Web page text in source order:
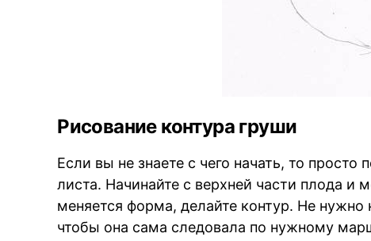
Рисование контура груши
Если вы не знаете с чего начать, то
листа. Начинайте с верхней части плода и
меняется форма, делайте контур. Не нужно
чтобы она сама следовала по нужному